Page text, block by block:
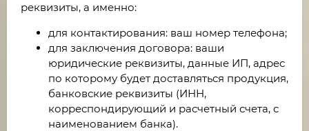
реквизиты, а именно:
для контактирования: ваш номер телефона;
для заключения договора: ваши
юридические реквизиты, данные ИП, адрес
по которому будет доставляться продукция,
банковские реквизиты (ИНН,
корреспондирующий и расчетный счета, с
наименованием банка).